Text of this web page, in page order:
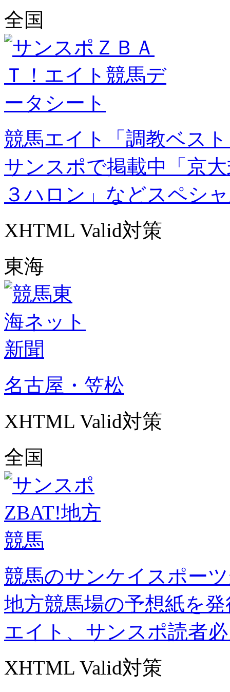
全国
競馬エイト「調教ベス
サンスポで掲載中「京
３ハロン」などスペシ
XHTML Valid対策
東海
名古屋・笠松
XHTML Valid対策
全国
競馬のサンケイスポー
地方競馬場の予想紙を
エイト、サンスポ読者
XHTML Valid対策